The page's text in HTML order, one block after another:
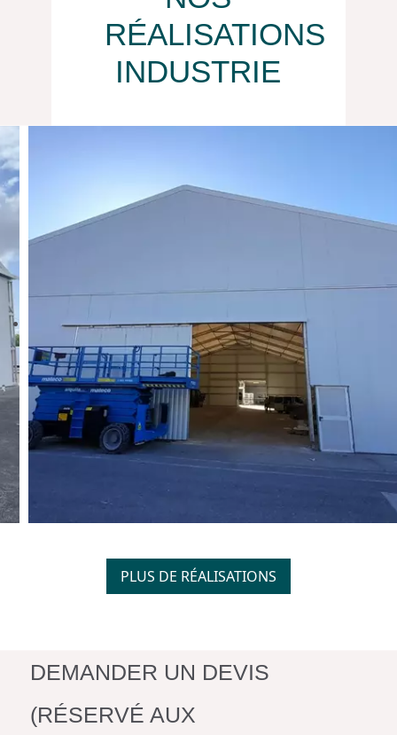
RÉALISATIONS
INDUSTRIE
PLUS DE RÉALISATIONS
DEMANDER UN DEVIS
(RÉSERVÉ AUX